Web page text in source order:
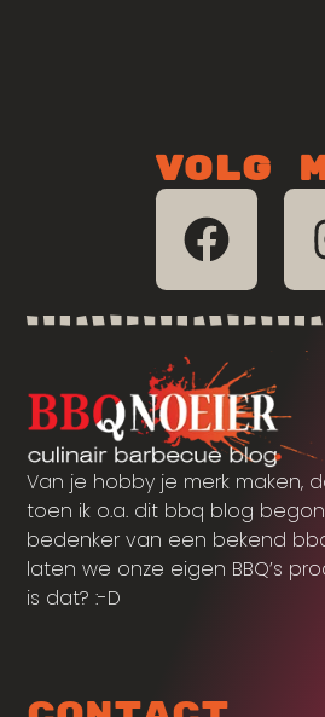
Volg
Van je hobby je merk maken,
toen ik o.a. dit bbq blog
bedenker van een bekend bbq
laten we onze eigen BBQ’s
is dat? :-D